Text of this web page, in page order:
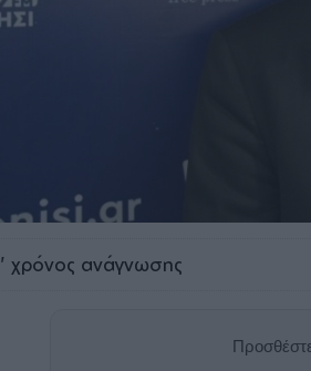
' χρόνος ανάγνωσης